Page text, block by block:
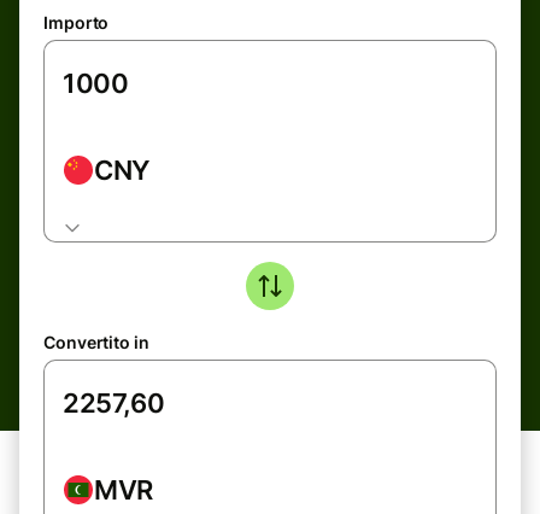
Importo
CNY
Convertito in
MVR